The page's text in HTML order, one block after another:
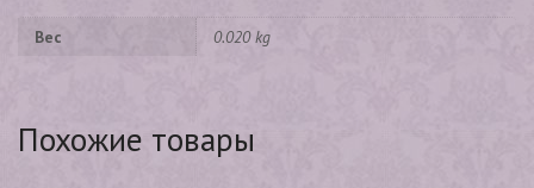
Вес 0.020 kg
Похожие товары